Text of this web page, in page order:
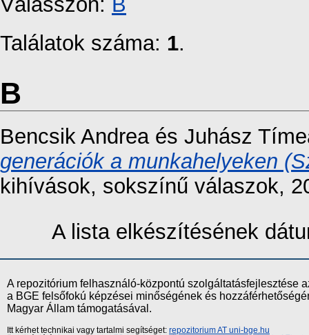
Találatok száma: 1.
B
Bencsik Andreaés Juhász
generációk a munkahelyeken
kihívások, sokszínű válaszok,
A lista elkészítésének
A repozitórium felhasználó-központú szolgáltatásfejlesztése
a BGE felsőfokú képzései minőségének és
Magyar Állam támogatásával.
Itt kérhet technikai vagy tartalmi segítséget: repozitorium AT uni-bge.hu